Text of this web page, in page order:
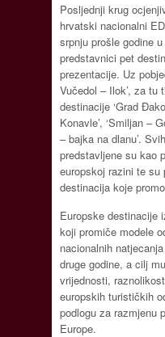
Posljednji krug
hrvatski nacionalni
srpnju prošle godine
predstavnici pet
prezentacije. Uz
Vučedol – Ilok’, za tu
destinacije ‘Grad
Konavle’, ‘Smiljan –
– bajka na dlanu’.
predstavljene su kao
europskoj razini te su
destinacija koje
Europske destinacije
koji promiče modele
nacionalnih
druge godine, a cilj
vrijednosti,
europskih turističkih
podlogu za razmjenu
Europe.